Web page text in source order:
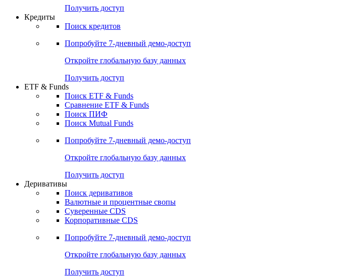
Попробуйте7-дневный
Откройте глобальную базу данных
Получить доступ
Кредиты
Поиск кредитов
Попробуйте7-дневный
Откройте глобальную базу данных
Получить доступ
ETF & Funds
Поиск ETF & Funds
Сравнение ETF & Funds
Поиск ПИФ
Поиск Mutual Funds
Попробуйте7-дневный
Откройте глобальную базу данных
Получить доступ
Деривативы
Поиск деривативов
Валютные и процентные свопы
Суверенные CDS
Корпоративные CDS
Попробуйте7-дневный